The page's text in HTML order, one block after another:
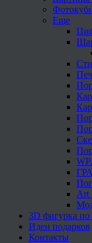
Еще
Art
3D фигурка по
Идеи подарков
Контакты